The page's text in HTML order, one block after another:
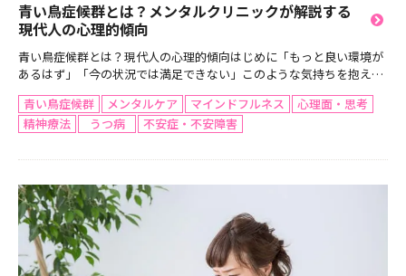
青い鳥症候群とは？メンタルクリニックが解説する
現代人の心理的傾向
青い鳥症候群とは？現代人の心理的傾向はじめに「もっと良い環境が
あるはず」「今の状況では満足できない」このような気持ちを抱えつ
づけ、理想を追い求めるものの、現実に不満を抱き続ける心理状態を
「青い鳥症候群」と呼びます。本記事では、この症候群の特...
青い鳥症候群 メンタルケア マインドフルネス
心理面・思考
精神療法
うつ病 不安症・不安障害